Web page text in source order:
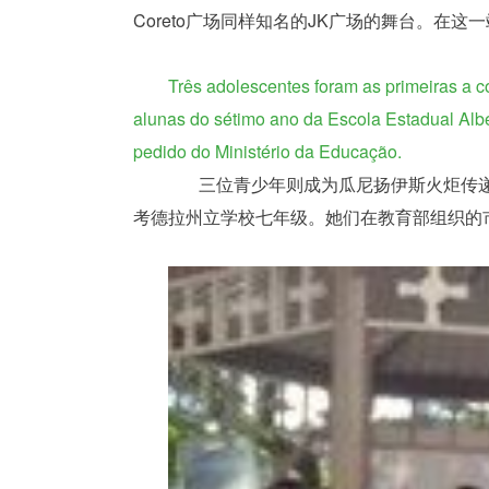
Coreto广场同样知名的JK广场的舞台。在这
Três adolescentes foram as primeiras a
alunas do sétimo ano da Escola Estadual
pedido do Ministério da Educação.
考德拉州立学校七年级。她们在教育部组织